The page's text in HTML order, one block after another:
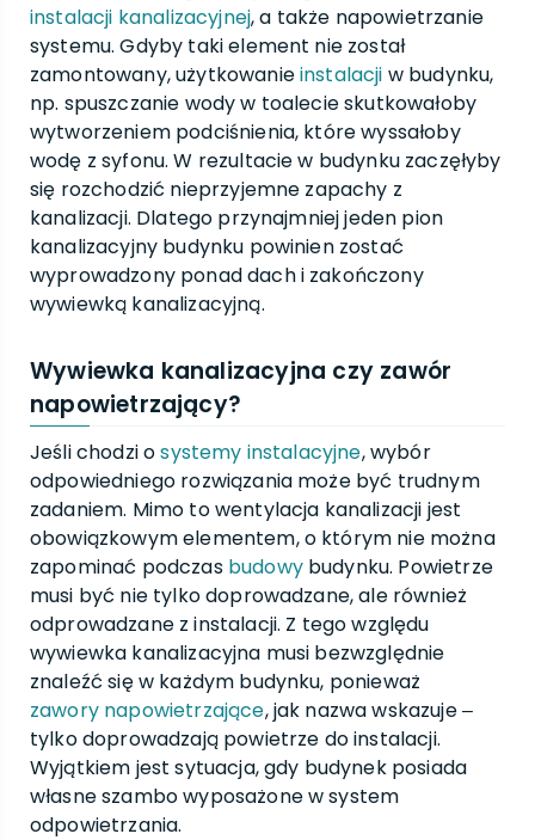
instalacji kanalizacyjnej, a także napowietrzanie
systemu. Gdyby taki element nie został
zamontowany, użytkowanieinstalacji w budynku,
np. spuszczanie wody w toalecie skutkowałoby
wytworzeniem podciśnienia, które wyssałoby
wodę z syfonu. W rezultacie w budynku zaczęłyby
się rozchodzić nieprzyjemne zapachy z
kanalizacji. Dlatego przynajmniej jeden pion
kanalizacyjny budynku powinien zostać
wyprowadzony ponad dach i zakończony
wywiewką kanalizacyjną.
Wywiewka kanalizacyjna czy zawór
napowietrzający?
Jeśli chodzi osystemy instalacyjne, wybór
odpowiedniego rozwiązania może być trudnym
zadaniem. Mimo to wentylacja kanalizacji jest
obowiązkowym elementem, o którym nie można
zapominać podczas budowybudynku. Powietrze
musi być nie tylko doprowadzane, ale również
odprowadzane z instalacji. Z tego względu
wywiewka kanalizacyjna musi bezwzględnie
znaleźć się w każdym budynku, ponieważ
zawory napowietrzające, jak nazwa wskazuje ‒
tylko doprowadzają powietrze do instalacji.
Wyjątkiem jest sytuacja, gdy budynek posiada
własne szambo wyposażone w system
odpowietrzania.